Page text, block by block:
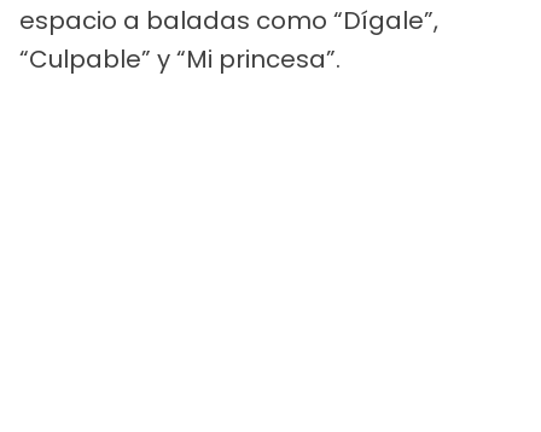
espacio a baladas como “Dígale”,
“Culpable” y “Mi princesa”.